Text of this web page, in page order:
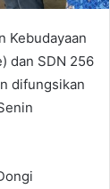
Kebudayaan
dan SDN 256
difungsikan